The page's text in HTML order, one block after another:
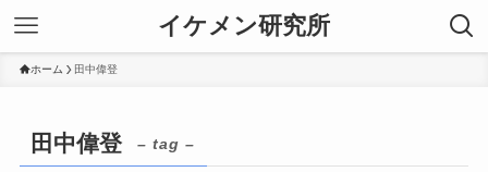
イケメン研究所
ホーム 田中偉登
田中偉登 – tag –